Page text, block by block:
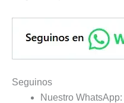
Seguinos
Nuestro WhatsApp: